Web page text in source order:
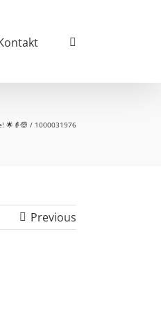
🌟👵🧓 1000031976
Previous